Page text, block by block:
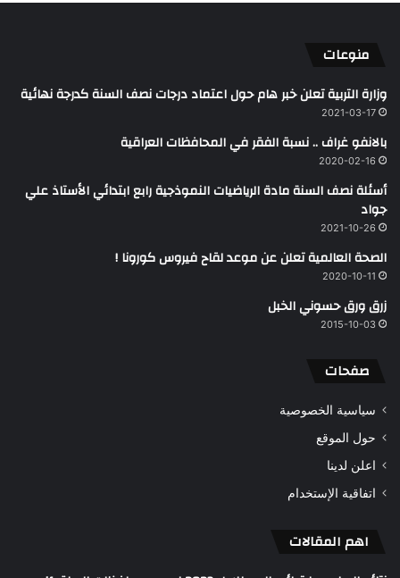
منوعات
وزارة التربية تعلن خبر هام حول اعتماد درجات نصف السنة كدرجة نهائية
2021-03-17
بالانفو غراف .. نسبة الفقر في المحافظات العراقية
2020-02-16
أسئلة نصف السنة مادة الرياضيات النموذجية رابع ابتدائي الأستاذ علي
جواد
2021-10-26
الصحة العالمية تعلن عن موعد لقاح فيروس كورونا !
2020-10-11
زرق ورق حسوني الخبل
2015-10-03
صفحات
سياسية الخصوصية
حول الموقع
اعلن لدينا
اتفاقية الإستخدام
اهم المقالات